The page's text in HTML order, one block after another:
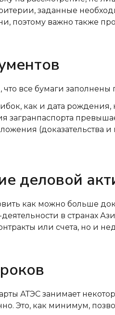
заданные
поэтому важно также
все бумаги заполнены
как и дата рождения,
загранпаспорта
(доказательства и
деловой
как можно больше
в странах
или счета, но и
АТЭС занимает
Это, как минимум,